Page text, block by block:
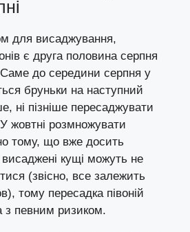
для висаджування,
є друга половина серпня
Саме до середини серпня у
бруньки на наступний
ні пізніше пересаджувати
жовтні розмножувати
тому, що вже досить
кущі можуть не
(звісно, все залежить
тому пересадка півоній
з певним ризиком.